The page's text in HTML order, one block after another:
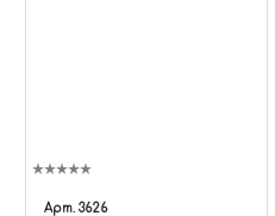
Арт. 3626